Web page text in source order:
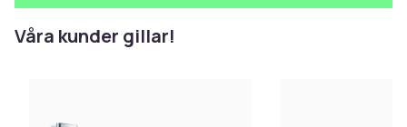
Våra kunder gillar!